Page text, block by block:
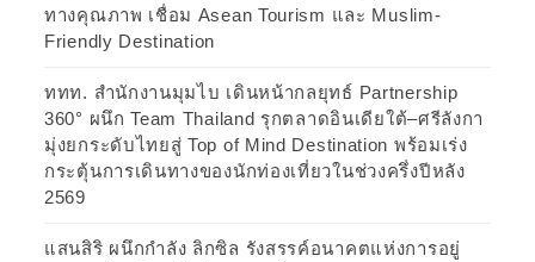
ทางคุณภาพ เชื่อม Asean Tourism และ Muslim-
Friendly Destination
ททท. สำนักงานมุมไบ เดินหน้ากลยุทธ์ Partnership
360° ผนึก Team Thailand รุกตลาดอินเดียใต้–ศรีลังกา
มุ่งยกระดับไทยสู่ Top of Mind Destination พร้อมเร่ง
กระตุ้นการเดินทางของนักท่องเที่ยวในช่วงครึ่งปีหลัง
2569
แสนสิริ ผนึกกำลัง ลิกซิล รังสรรค์อนาคตแห่งการอยู่